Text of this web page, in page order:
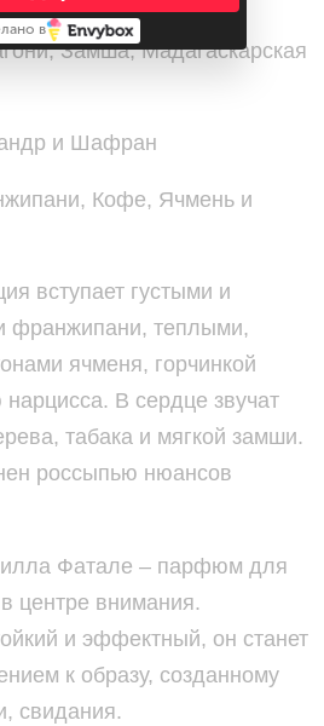
Замша, Мадагаскарская
и Шафран
Кофе, Ячмень и
вступает густыми и
франжипани, теплыми,
ячменя, горчинкой
В сердце звучат
табака и мягкой замши.
россыпью нюансов
Фатале – парфюм для
центре внимания.
и эффектный, он станет
к образу, созданному
свидания.
в